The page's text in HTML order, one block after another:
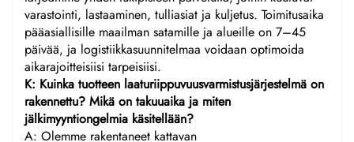
varastointi, lastaaminen, tulliasiat ja kuljetus. Toimitusaika
pääasiallisille maailman satamille ja alueille on 7–45
päivää, ja logistiikkasuunnitelmaa voidaan optimoida
aikarajoitteisiisi tarpeisiisi.
K: Kuinka tuotteen laaturiippuvuusvarmistusjärjestelmä on
rakennettu? Mikä on takuuaika ja miten
jälkimyyntiongelmia käsitellään?
A: Olemme rakentaneet kattavan